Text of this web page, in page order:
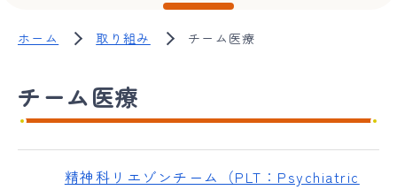
ホーム 取り組み チーム医療
チーム医療
精神科リエゾンチーム（PLT：Psychiatric